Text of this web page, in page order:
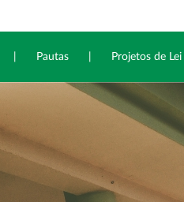
Pautas Projetos de Lei